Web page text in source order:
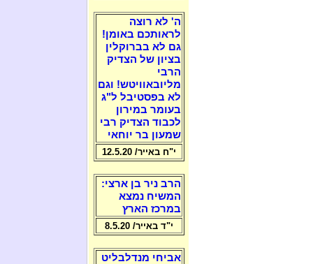
ה' לא רוצה
לראותכם באומן!
גם לא בברוקלין
בציון של הצדיק
הרבי
מליובאוויטש! וגם
לא בפסטיבל ל"ג
בעומר במירון
לכבוד הצדיק רבי
שמעון בר יוחאי
י"ח באייר/ 12.5.20
הרב ניר בן ארצי:
המשיח נמצא
במרכז הארץ
י"ד באייר/ 8.5.20
אביחי מנדלבליט